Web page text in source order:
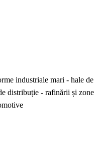
industriale mari - hale de
distribuție - rafinării și zone